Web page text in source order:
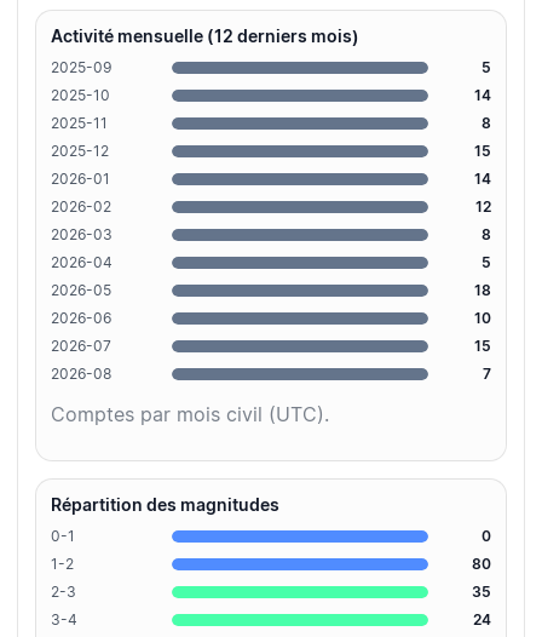
Activité mensuelle (12 derniers mois)
2025-09
5
2025-10
14
2025-11
8
2025-12
15
2026-01
14
2026-02
12
2026-03
8
2026-04
5
2026-05
18
2026-06
10
2026-07
15
2026-08
7
Comptes par mois civil (UTC).
Répartition des magnitudes
0-1
0
1-2
80
2-3
35
3-4
24